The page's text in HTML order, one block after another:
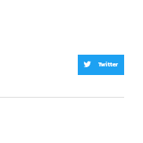
Twitter